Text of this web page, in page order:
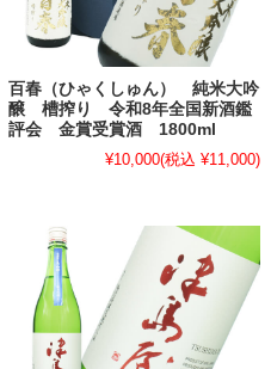
百春（ひゃくしゅん） 純米大吟
醸 槽搾り 令和8年全国新酒鑑
評会 金賞受賞酒 1800ml
¥10,000(税込 ¥11,000)